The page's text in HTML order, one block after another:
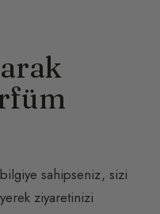
sahipseniz, sizi
ziyaretinizi